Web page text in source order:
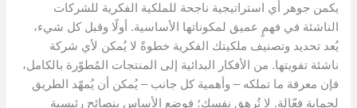
يكمن جوهر أي استراتيجية ناجحة للملكية الفكرية للشركات
الناشئة في فهمٍ عميق لمكوناتها الأساسية. أولًا وقبل كل شيء،
يُعد تحديد وتصنيف ملكيتك الفكرية خطوةً لا يُمكن لأي شركة
ناشئة تفويتها. من الأفكار البدائية إلى المنتجات المُطوّرة بالكامل،
فإن معرفة ما تملكه – وأهمية كل جانب – يُمكن أن يُمهّد الطريق
لحماية فعّالة. لا تُرهق نفسك؛ فوضع الأساس بنصائح رئيسية